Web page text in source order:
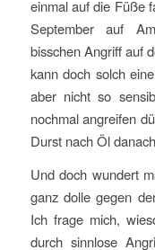
einmal auf die Füße
September auf
bisschen Angriff auf
kann doch solch
aber nicht so
nochmal angreifen
Durst nach Öl
Und doch wundert
ganz dolle gegen
Ich frage mich,
durch sinnlose